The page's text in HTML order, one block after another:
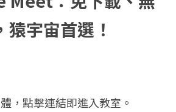
猿宇宙首選！
，點擊連結即進入教室。